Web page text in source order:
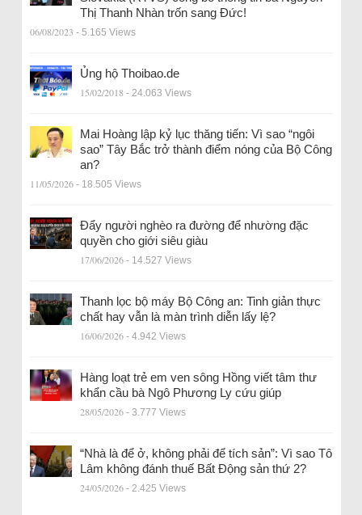
Thị Thanh Nhàn trốn sang Đức!
06/08/2023 - 5.165 Views
Ủng hộ Thoibao.de
15/02/2018 - 24.063 Views
Mai Hoàng lập kỷ lục thăng tiến: Vì sao “ngôi
sao” Tây Bắc trở thành điểm nóng của Bộ Công
an?
11/05/2026 - 18.505 Views
Đẩy người nghèo ra đường để nhường đặc
quyền cho giới siêu giàu
17/06/2026 - 14.527 Views
Thanh lọc bộ máy Bộ Công an: Tinh giản thực
chất hay vẫn là màn trình diễn lấy lệ?
16/06/2026 - 4.942 Views
Hàng loạt trẻ em ven sông Hồng viết tâm thư
khẩn cầu bà Ngô Phương Ly cứu giúp
28/05/2026 - 3.777 Views
“Nhà là để ở, không phải để tích sản”: Vì sao Tô
Lâm không đánh thuế Bất Động sản thứ 2?
24/05/2026 - 2.425 Views